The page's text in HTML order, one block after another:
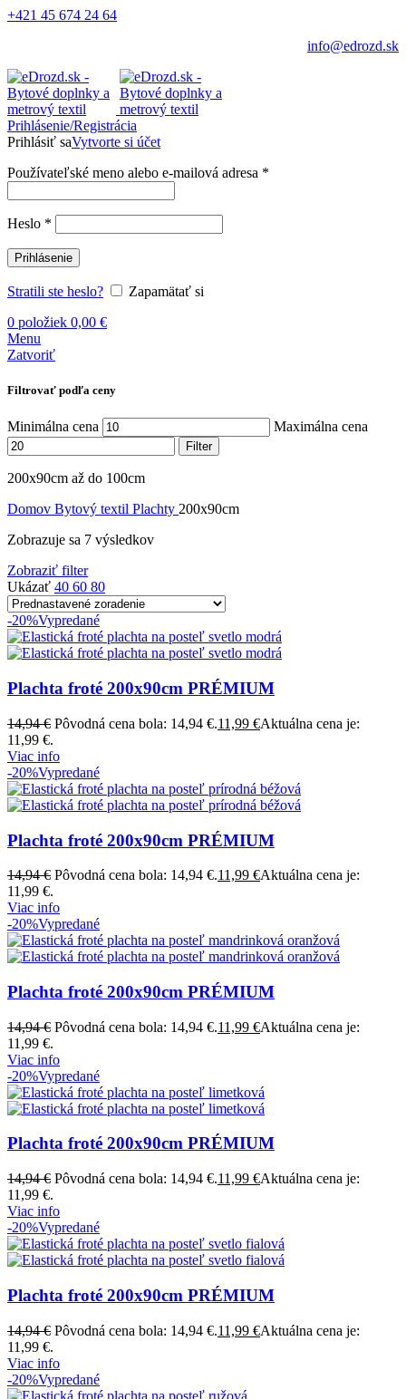
+421 45 674 24 64
info@edrozd.sk
Prihlásenie/Registrácia
Prihlásiť saVytvorte si účet
Používateľské meno alebo e-mailová adresa *
Heslo *
Prihlásenie
Stratili ste heslo?
Zapamätať si
0 položiek 0,00 €
Menu
Zatvoriť
Filtrovať podľa ceny
Minimálna cena Maximálna cena
Filter
200x90cm až do 100cm
Domov Bytový textil Plachty 200x90cm
Zobrazuje sa 7 výsledkov
Zobraziť filter
Ukázať 40 60 80
-20%Vypredané
Plachta froté 200x90cm PRÉMIUM
14,94€ Pôvodná cena bola: 14,94 €.11,99 €Aktuálna cena je:
11,99 €.
Viac info
-20%Vypredané
Plachta froté 200x90cm PRÉMIUM
14,94€ Pôvodná cena bola: 14,94 €.11,99 €Aktuálna cena je:
11,99 €.
Viac info
-20%Vypredané
Plachta froté 200x90cm PRÉMIUM
14,94€ Pôvodná cena bola: 14,94 €.11,99 €Aktuálna cena je:
11,99 €.
Viac info
-20%Vypredané
Plachta froté 200x90cm PRÉMIUM
14,94€ Pôvodná cena bola: 14,94 €.11,99 €Aktuálna cena je:
11,99 €.
Viac info
-20%Vypredané
Plachta froté 200x90cm PRÉMIUM
14,94€ Pôvodná cena bola: 14,94 €.11,99 €Aktuálna cena je:
11,99 €.
Viac info
-20%Vypredané